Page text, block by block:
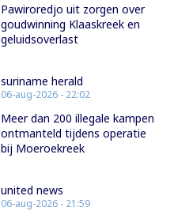
Pawiroredjo uit zorgen over
goudwinning Klaaskreek en
geluidsoverlast
suriname herald
06-aug-2026 - 22:02
Meer dan 200 illegale kampen
ontmanteld tijdens operatie
bij Moeroekreek
united news
06-aug-2026 - 21:59